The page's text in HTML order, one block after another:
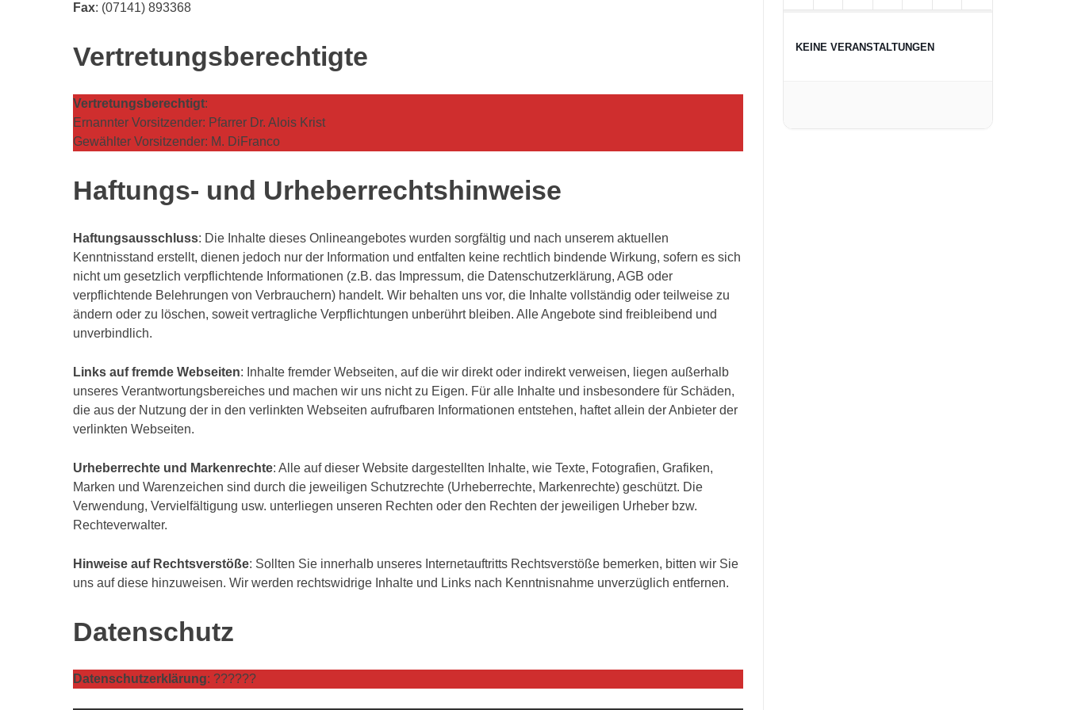
Fax: (07141) 893368
Vertretungsberechtigte
Vertretungsberechtigt:
Ernannter Vorsitzender: Pfarrer Dr. Alois Krist
Gewählter Vorsitzender: M. DiFranco
Haftungs- und Urheberrechtshinweise
Haftungsausschluss: Die Inhalte dieses Onlineangebotes wurden sorgfältig und nach unserem aktuellen
Kenntnisstand erstellt, dienen jedoch nur der Information und entfalten keine rechtlich bindende Wirkung, sofern es sich
nicht um gesetzlich verpflichtende Informationen (z.B. das Impressum, die Datenschutzerklärung, AGB oder
verpflichtende Belehrungen von Verbrauchern) handelt. Wir behalten uns vor, die Inhalte vollständig oder teilweise zu
ändern oder zu löschen, soweit vertragliche Verpflichtungen unberührt bleiben. Alle Angebote sind freibleibend und
unverbindlich.
Links auf fremde Webseiten: Inhalte fremder Webseiten, auf die wir direkt oder indirekt verweisen, liegen außerhalb
unseres Verantwortungsbereiches und machen wir uns nicht zu Eigen. Für alle Inhalte und insbesondere für Schäden,
die aus der Nutzung der in den verlinkten Webseiten aufrufbaren Informationen entstehen, haftet allein der Anbieter der
verlinkten Webseiten.
Urheberrechte und Markenrechte: Alle auf dieser Website dargestellten Inhalte, wie Texte, Fotografien, Grafiken,
Marken und Warenzeichen sind durch die jeweiligen Schutzrechte (Urheberrechte, Markenrechte) geschützt. Die
Verwendung, Vervielfältigung usw. unterliegen unseren Rechten oder den Rechten der jeweiligen Urheber bzw.
Rechteverwalter.
Hinweise auf Rechtsverstöße: Sollten Sie innerhalb unseres Internetauftritts Rechtsverstöße bemerken, bitten wir Sie
uns auf diese hinzuweisen. Wir werden rechtswidrige Inhalte und Links nach Kenntnisnahme unverzüglich entfernen.
Datenschutz
Datenschutzerklärung: ??????
KEINE VERANSTALTUNGEN